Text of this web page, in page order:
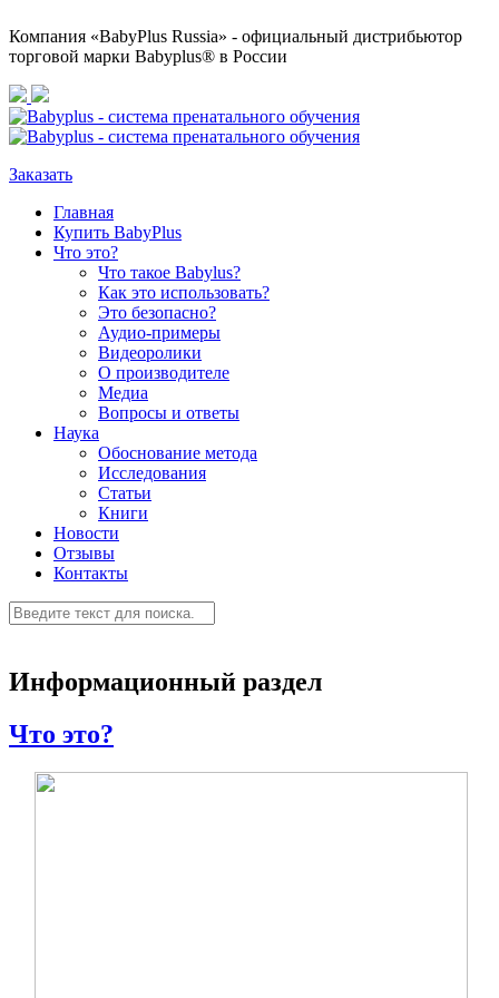
Компания «BabyPlus Russia» - официальный дистрибьютор
торговой марки Babyplus® в России
Заказать
Главная
Купить BabyPlus
Что это?
Что такое Babylus?
Как это использовать?
Это безопасно?
Аудио-примеры
Видеоролики
О производителе
Медиа
Вопросы и ответы
Наука
Обоснование метода
Исследования
Статьи
Книги
Новости
Отзывы
Контакты
Информационный раздел
Что это?